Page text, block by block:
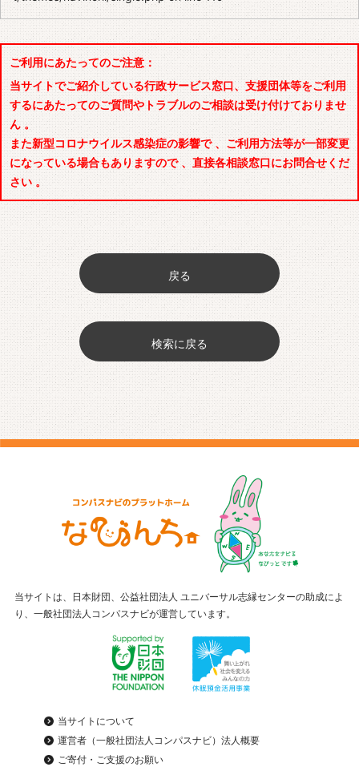
ご利用にあたってのご注意：
当サイトでご紹介している行政サービス窓口、支援団体等をご利用
するにあたってのご質問やトラブルのご相談は受け付けておりませ
ん 。
また新型コロナウイルス感染症の影響で 、ご利用方法等が一部変更
になっている場合もありますので 、直接各相談窓口にお問合せくだ
さい 。
戻る
検索に戻る
当サイトは、日本財団、公益社団法人 ユニバーサル志縁センターの助成によ
り、一般社団法人コンパスナビが運営しています。
当サイトについて
運営者（一般社団法人コンパスナビ）法人概要
ご寄付・ご支援のお願い